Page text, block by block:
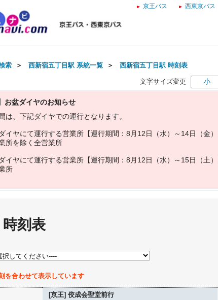
京王バス 西東京バス
索 ＞ 西新宿五丁目駅 系統一覧 ＞ 西新宿五丁目駅 時刻表
文字サイズ変更 小
お盆ダイヤのお知らせ
間は 下記ダイヤでの運行と な り ます。
ダイヤにて運行する営業所 【運行期間 ： 8 月 1 2日 （水） ～ 14日 （金）
所を除 く 全営業所
ダイヤにて運行する営業所 【運行期間 ： 8 月 1 2日 （水） ～ 15日 （土）
所
刻表
を合わせて表示しています
[京王] 佼成会聖堂前行